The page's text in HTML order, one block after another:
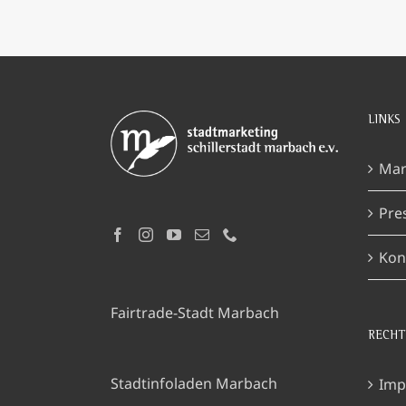
Fairtrade-Stadt Marbach
Stadtinfoladen Marbach
LINKS